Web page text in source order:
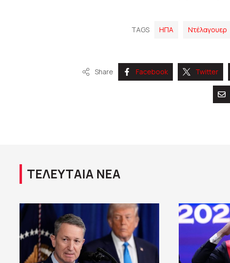
TAGS ΗΠΑ Ντέλαγουερ
Share Facebook Twitter
ΤΕΛΕΥΤΑΙΑ ΝΕΑ